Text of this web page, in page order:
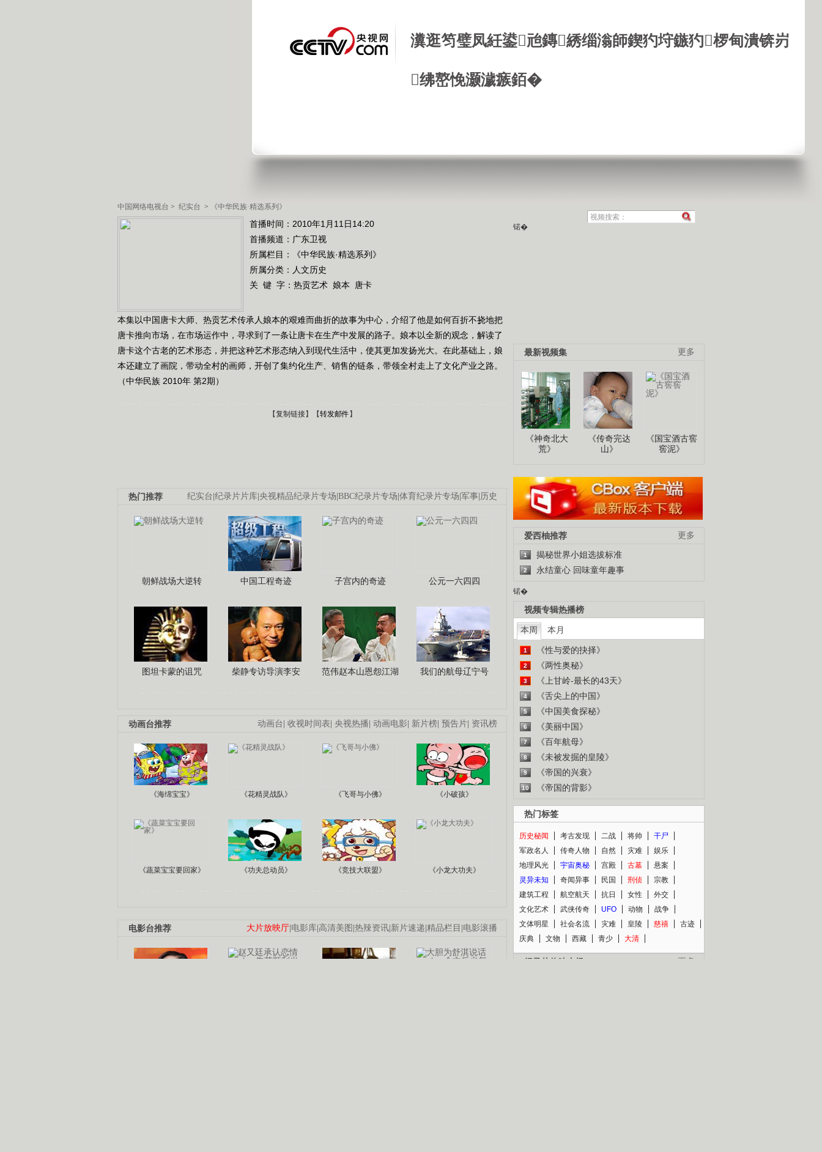
瀵逛笉璧凤紝鍙兘鏄綉缁滃師鍥犳垨鏃犳椤甸潰锛岃
绋嶅悗灏濊瘯銆�
中国网络电视台 > 纪实台 > 《中华民族·精选系列》
首播时间：2010年1月11日14:20
首播频道： 广东卫视
所属栏目：
《中华民族·精选系列》
所属分类：人文历史
关 键 字： 热贡艺术 娘本 唐卡
本集以中国唐卡大师、热贡艺术传承人娘本的艰难而曲折的故事为中心，介绍了他是如何百折不挠地把
唐卡推向市场，在市场运作中，寻求到了一条让唐卡在生产中发展的路子。娘本以全新的观念，解读了
唐卡这个古老的艺术形态，并把这种艺术形态纳入到现代生活中，使其更加发扬光大。在此基础上，娘
本还建立了画院，带动全村的画师，开创了集约化生产、销售的链条，带领全村走上了文化产业之路。
（中华民族 2010年 第2期）
【复制链接】【转发邮件】
纪实台|纪录片片库|央视精品纪录片专场|BBC纪录片专场|体育纪录片专场|军事| 历史
热门推荐
朝鲜战场大逆转 中国工程奇迹 子宫内的奇迹 公元一六四四
图坦卡蒙的诅咒 柴静专访导演李安 范伟赵本山恩怨江湖 我们的航母辽宁号
动画台| 收视时间表| 央视热播| 动画电影| 新片榜| 预告片| 资讯榜
动画台推荐
《海绵宝宝》 《花精灵战队》 《飞哥与小佛》 《小破孩》
《蔬菜宝宝要回家》 《功夫总动员》 《竞技大联盟》 《小龙大功夫》
大片放映厅|电影库|高清美图 |热辣资讯|新片速递|精品栏目 |电影滚播
电影台推荐
锘�
更多
最新视频集
《神奇北大
荒》
《传奇完达
山》
《国宝酒古窖
窖泥》
更多
爱西柚推荐
1 揭秘世界小姐选拔标准
2 永结童心 回味童年趣事
锘�
视频专辑热播榜
本周 本月
1 《性与爱的抉择》
2 《两性奥秘》
3 《上甘岭-最长的43天》
4 《舌尖上的中国》
5 《中国美食探秘》
6 《美丽中国》
7 《百年航母》
8 《未被发掘的皇陵》
9 《帝国的兴衰》
10 《帝国的背影》
热门标签
历史秘闻 考古发现 二战 将帅
干尸
军政名人
传奇人物 自然 灾难
娱乐
地理风光
宇宙奥秘 宫殿 古墓
悬案
灵异未知
奇闻异事 民国 刑侦
宗教
建筑工程
航空航天 抗日 女性
外交
文化艺术
武侠传奇 UFO 动物
战争
文体明星
社会名流 灾难 皇陵 慈禧
古迹
庆典
文物 西藏 青少 大清
更多
纪录片热映专场